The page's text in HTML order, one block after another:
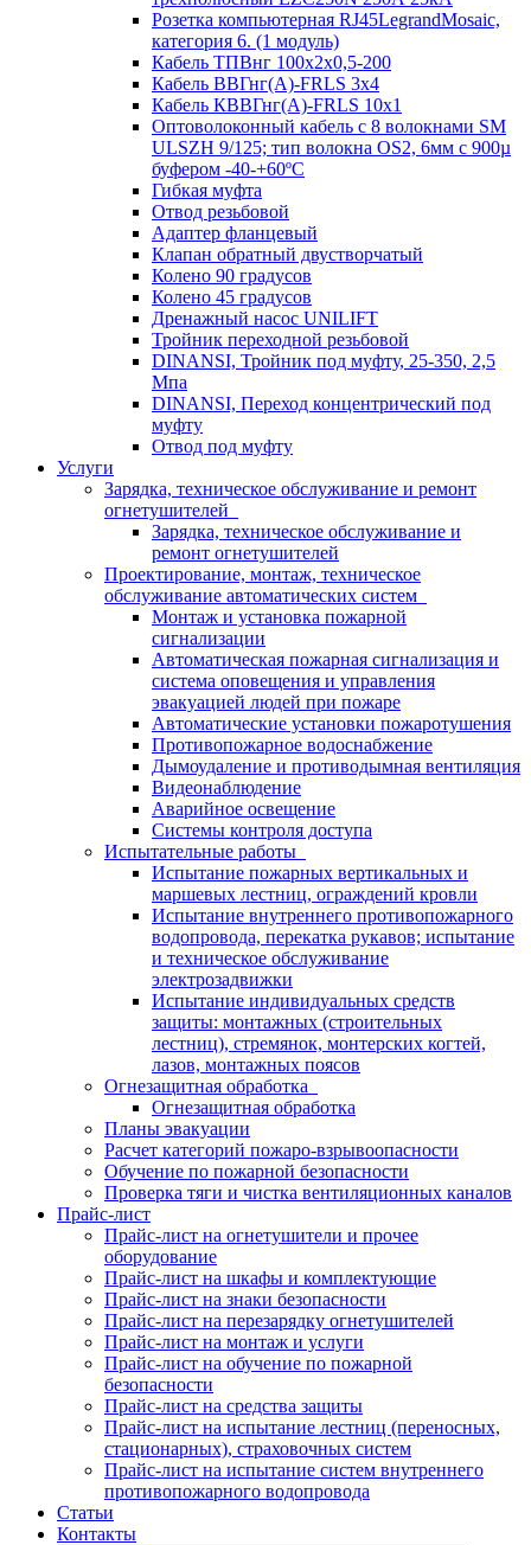
Розетка компьютерная RJ45LegrandMosaic,
категория 6. (1 модуль)
Кабель ТПВнг 100х2х0,5-200
Кабель ВВГнг(А)-FRLS 3х4
Кабель КВВГнг(А)-FRLS 10х1
Оптоволоконный кабель с 8 волокнами SM
ULSZH 9/125; тип волокна OS2, 6мм с 900µ
буфером -40-+60ºC
Гибкая муфта
Отвод резьбовой
Адаптер фланцевый
Клапан обратный двустворчатый
Колено 90 градусов
Колено 45 градусов
Дренажный насос UNILIFT
Тройник переходной резьбовой
DINANSI, Тройник под муфту, 25-350, 2,5
Мпа
DINANSI, Переход концентрический под
муфту
Отвод под муфту
Услуги
Зарядка, техническое обслуживание и ремонт
огнетушителей
Зарядка, техническое обслуживание и
ремонт огнетушителей
Проектирование, монтаж, техническое
обслуживание автоматических систем
Монтаж и установка пожарной
сигнализации
Автоматическая пожарная сигнализация и
система оповещения и управления
эвакуацией людей при пожаре
Автоматические установки пожаротушения
Противопожарное водоснабжение
Дымоудаление и противодымная вентиляция
Видеонаблюдение
Аварийное освещение
Системы контроля доступа
Испытательные работы
Испытание пожарных вертикальных и
маршевых лестниц, ограждений кровли
Испытание внутреннего противопожарного
водопровода, перекатка рукавов; испытание
и техническое обслуживание
электрозадвижки
Испытание индивидуальных средств
защиты: монтажных (строительных
лестниц), стремянок, монтерских когтей,
лазов, монтажных поясов
Огнезащитная обработка
Огнезащитная обработка
Планы эвакуации
Расчет категорий пожаро-взрывоопасности
Обучение по пожарной безопасности
Проверка тяги и чистка вентиляционных каналов
Прайс-лист
Прайс-лист на огнетушители и прочее
оборудование
Прайс-лист на шкафы и комплектующие
Прайс-лист на знаки безопасности
Прайс-лист на перезарядку огнетушителей
Прайс-лист на монтаж и услуги
Прайс-лист на обучение по пожарной
безопасности
Прайс-лист на средства защиты
Прайс-лист на испытание лестниц (переносных,
стационарных), страховочных систем
Прайс-лист на испытание систем внутреннего
противопожарного водопровода
Статьи
Контакты